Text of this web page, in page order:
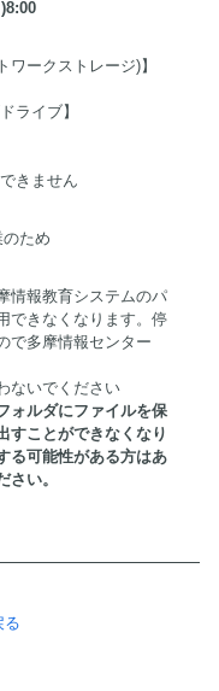
ワークストレージ)】
ライブ】
きません
ため
情報教育システムのパ
できなくなります。停
で多摩情報センター
ないでください
ォルダにファイルを保
すことができなくなり
る可能性がある方はあ
い。
る